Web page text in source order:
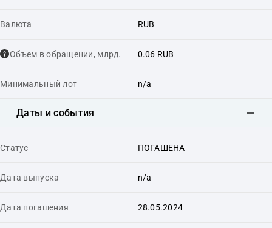
Валюта RUB
Объем в обращении, млрд. 0.06 RUB
Минимальный лот n/a
Даты и события
Статус ПОГАШЕНА
Дата выпуска n/a
Дата погашения 28.05.2024